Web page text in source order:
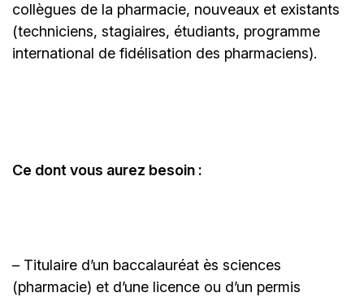
collègues de la pharmacie, nouveaux et existants
(techniciens, stagiaires, étudiants, programme
international de fidélisation des pharmaciens).
Ce dont vous aurez besoin :
– Titulaire d’un baccalauréat ès sciences
(pharmacie) et d’une licence ou d’un permis